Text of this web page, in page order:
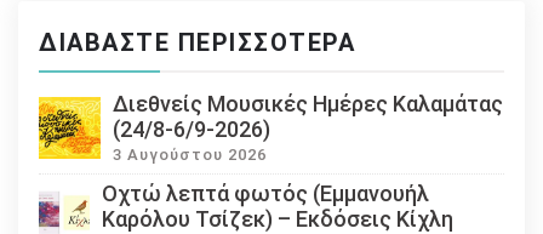
ΔΙΑΒΆΣΤΕ ΠΕΡΙΣΣΌΤΕΡΑ
Διεθνείς Μουσικές Ημέρες Καλαμάτας
(24/8-6/9-2026)
3 Αυγούστου 2026
Οχτώ λεπτά φωτός (Εμμανουήλ
Καρόλου Τσίζεκ) – Εκδόσεις Κίχλη